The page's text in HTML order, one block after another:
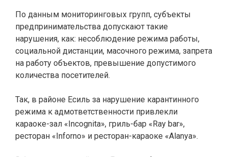
По данным мониторинговых групп, субъекты
предпринимательства допускают такие
нарушения, как: несоблюдение режима работы,
социальной дистанции, масочного режима, запрета
на работу объектов, превышение допустимого
количества посетителей.
Так, в районе Есиль за нарушение карантинного
режима к адмответственности привлекли
караоке-зал «Incognita», гриль-бар «Ray bar»,
ресторан «Inforno» и ресторан-караоке «Alanya».